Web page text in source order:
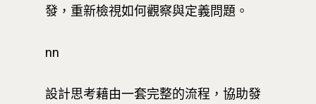
發，重新檢視如何觀察與定義問題。
nn
設計思考藉由一套完整的流程，協助發